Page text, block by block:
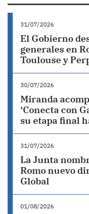
31/07/2026
El Gobierno
generales en
Toulouse y
30/07/2026
Miranda
‘Conecta con
su etapa final
31/07/2026
La Junta
Romo nuevo
Global
01/08/2026